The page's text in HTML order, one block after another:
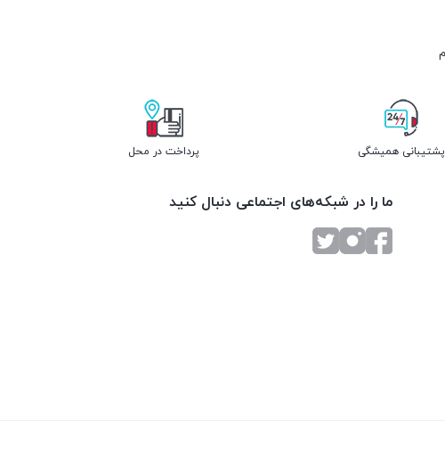
پشتیبانی همیشگی پرداخت در محل
ما را در شبکه‌های اجتماعی دنبال کنید